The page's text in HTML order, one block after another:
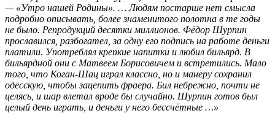
— «Утро нашей Родины». … Людям постарше нет смысла
подробно описывать, более знаменитого полотна в те годы
не было. Репродукций десятки миллионов. Фёдор Шурпин
прославился, разбогател, за одну его подпись на работе деньги
платили. Употреблял крепкие напитки и любил бильярд. В
бильярдной они с Матвеем Борисовичем и встретились. Мало
того, что Коган-Шац играл классно, но и манеру сохранил
одесскую, чтобы зацепить фраера. Бил небрежно, почти не
целясь, и шар влетал вроде бы случайно. Шурпин готов был
целый день играть, и деньги у него бессчётные …»